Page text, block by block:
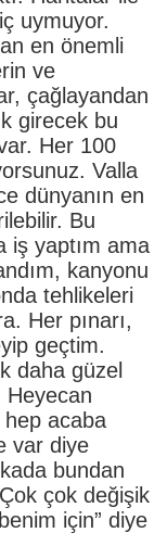
uymuyor.
en önemli
ve
çağlayandan
girecek bu
Her 100
Valla
dünyanın en
Bu
iş yaptım ama
kanyonu
tehlikeleri
Her pınarı,
geçtim.
daha güzel
Heyecan
acaba
var diye
bundan
çok değişik
için” diye